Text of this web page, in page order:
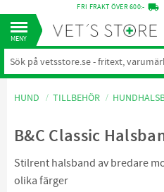
Meny
FRI FRAKT ÖVER 600:- local_shipping
HUND TILLBEHÖR
B&C Classic
Stilrent halsband av bredare
olika färger